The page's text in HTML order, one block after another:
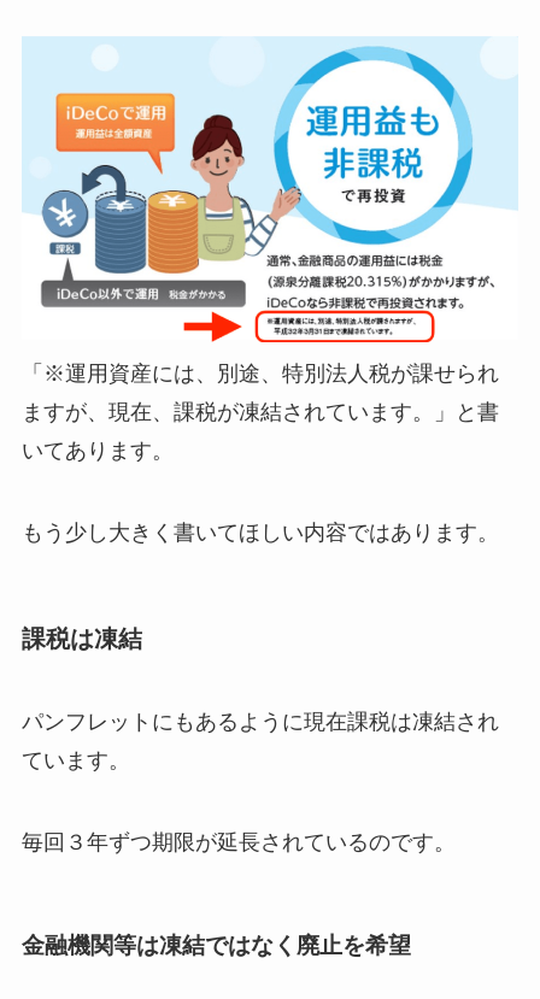
「※運用資産には、別途、特別法人税が課せられ
ますが、現在、課税が凍結されています。」と書
いてあります。
もう少し大きく書いてほしい内容ではあります。
課税は凍結
パンフレットにもあるように現在課税は凍結され
ています。
毎回３年ずつ期限が延長されているのです。
金融機関等は凍結ではなく廃止を希望